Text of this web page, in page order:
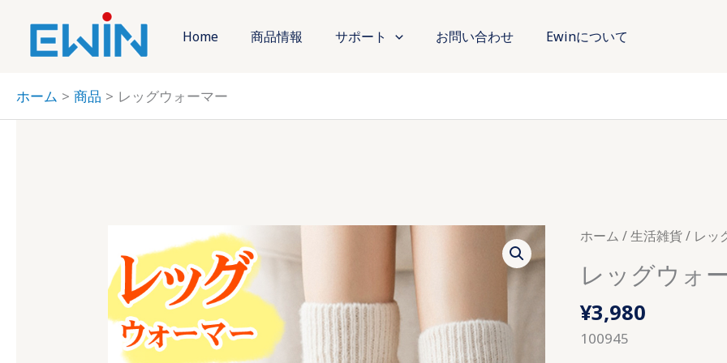
ッ
Home 商品情報 サポート お問い合わせ Ewinについて
ホーム 商品 レッグウォーマー
ホーム /生活雑貨/ レッ
レッグウォ
¥3,980
100945